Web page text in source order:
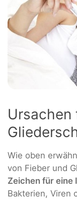
Ursachen
Wie oben
von Fieber und
Zeichen für eine
Bakterien, Viren